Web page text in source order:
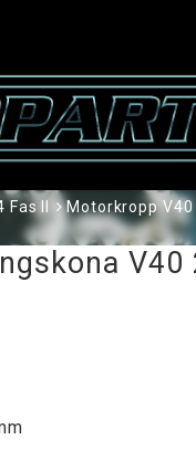
II Motorkropp V40
V40